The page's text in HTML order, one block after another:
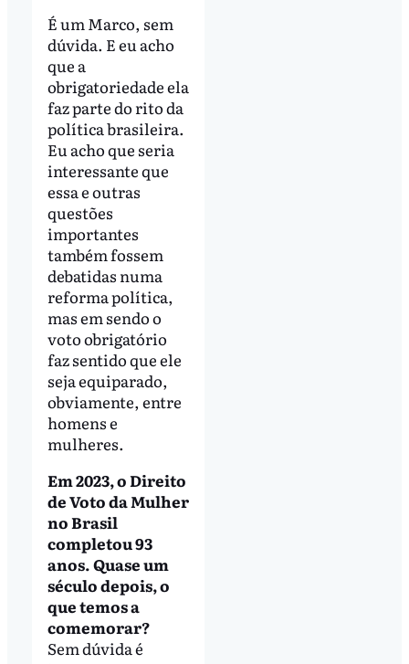
É um Marco, sem
dúvida. E eu acho
que a
obrigatoriedade ela
faz parte do rito da
política brasileira.
Eu acho que seria
interessante que
essa e outras
questões
importantes
também fossem
debatidas numa
reforma política,
mas em sendo o
voto obrigatório
faz sentido que ele
seja equiparado,
obviamente, entre
homens e
mulheres.
Em 2023, o Direito
de Voto da Mulher
no Brasil
completou 93
anos. Quase um
século depois, o
que temos a
comemorar?
Sem dúvida é